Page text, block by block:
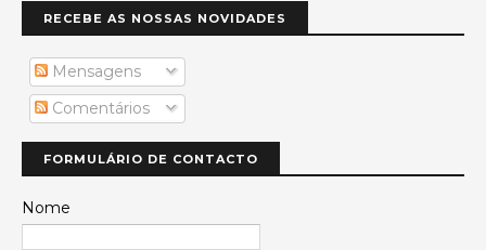
RECEBE AS NOSSAS NOVIDADES
Mensagens
Comentários
FORMULÁRIO DE CONTACTO
Nome